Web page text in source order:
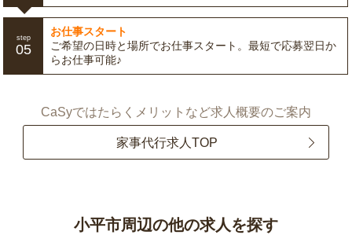
step
05
お仕事スタート
ご希望の日時と場所でお仕事スタート。最短で応募翌日か
らお仕事可能♪
CaSyではたらくメリットなど求人概要のご案内
家事代行求人TOP
小平市周辺の他の求人を探す